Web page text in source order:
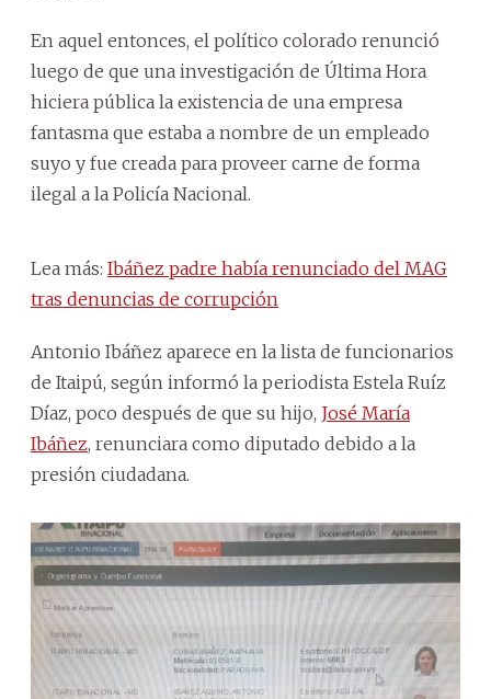
En aquel entonces, el político colorado renunció
luego de que una investigación de Última Hora
hiciera pública la existencia de una empresa
fantasma que estaba a nombre de un empleado
suyo y fue creada para proveer carne de forma
ilegal a la Policía Nacional.
Lea más: Ibáñez padre había renunciado del MAG
tras denuncias de corrupción
Antonio Ibáñez aparece en la lista de funcionarios
de Itaipú, según informó la periodista Estela Ruíz
Díaz, poco después de que su hijo, José María
Ibáñez, renunciara como diputado debido a la
presión ciudadana.